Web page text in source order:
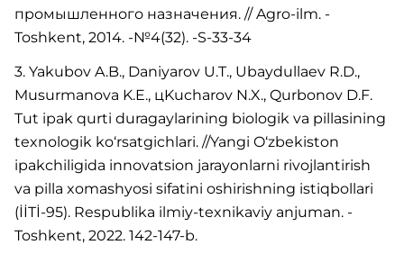
промышленного назначения. // Agro-ilm. -
Toshkent, 2014. -№4(32). -S-33-34
3. Yakubov A.B., Daniyarov U.T., Ubaydullaev R.D.,
Musurmanova K.E., цKucharov N.X., Qurbonov D.F.
Tut ipak qurti duragaylarining biologik va pillasining
texnologik ko‘rsatgichlari. //Yangi O‘zbekiston
ipakchiligida innovatsion jarayonlarni rivojlantirish
va pilla xomashyosi sifatini oshirishning istiqbollari
(İİTİ-95). Respublika ilmiy-texnikaviy anjuman. -
Toshkent, 2022. 142-147-b.